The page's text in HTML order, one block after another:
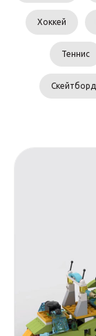
Хоккей
Теннис
Скейтборд